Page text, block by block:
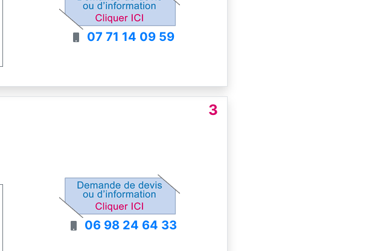
07 71 14 09 59
3
06 98 24 64 33